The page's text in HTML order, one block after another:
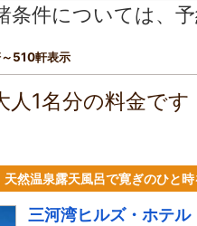
条件については、
510軒表示
人1名分の料金で
天然温泉露天風呂で寛ぎのひと
三河湾ヒルズ・ホテ